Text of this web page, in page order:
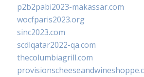
p2b2pabi2023-makassar.com
wocfparis2023.org
sinc2023.com
scdlqatar2022-qa.com
thecolumbiagrill.com